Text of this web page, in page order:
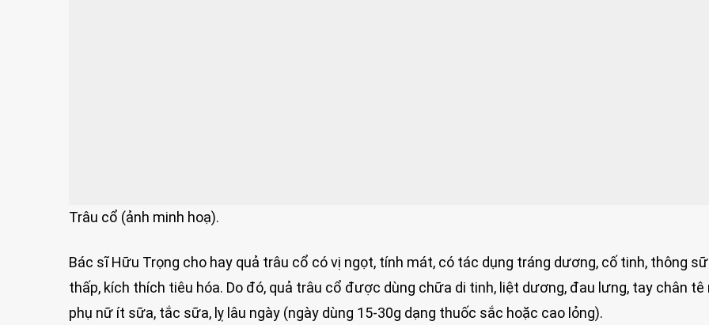
Trâu cổ (ảnh minh hoạ).
Bác sĩ Hữu Trọng cho hay quả trâu cổ có vị ngọt, tính mát, có tác dụng tráng dương, cố tinh, thông
thấp, kích thích tiêu hóa. Do đó, quả trâu cổ được dùng chữa di tinh, liệt dương, đau lưng, tay chân tê
phụ nữ ít sữa, tắc sữa, lỵ lâu ngày (ngày dùng 15-30g dạng thuốc sắc hoặc cao lỏng).